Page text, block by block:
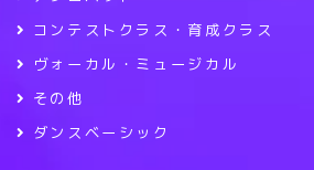
コンテストクラス・育成クラス
ヴォーカル・ミュージカル
その他
ダンスベーシック